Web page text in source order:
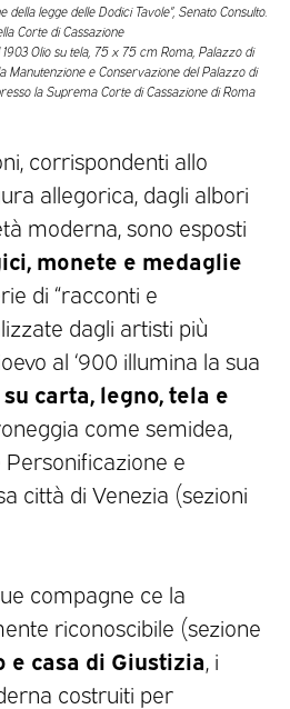
legge delle Dodici Tavole”, Senato Consulto.
Corte di Cassazione
Olio su tela, 75 x 75 cm Roma, Palazzo di
Manutenzione e Conservazione del Palazzo di
la Suprema Corte di Cassazione di Roma
corrispondenti allo
allegorica, dagli albori
moderna, sono esposti
monete e medaglie
di “racconti e
dagli artisti più
al ‘900 illumina la sua
carta, legno, tela e
come semidea,
e
città di Venezia (sezioni
compagne ce la
riconoscibile (sezione
e casa di Giustizia , i
costruiti per